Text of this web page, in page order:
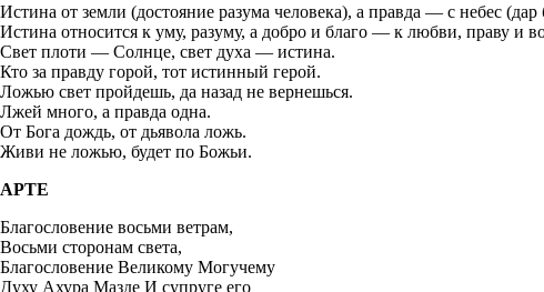
Истина от земли (достояние разума человека), а правда — с небес (дар
Истина относится к уму, разуму, а добро и благо — к любви, праву и
Свет плоти — Солнце, свет духа — истина.
Кто за правду горой, тот истинный герой.
Ложью свет пройдешь, да назад не вернешься.
Лжей много, а правда одна.
От Бога дождь, от дьявола ложь.
Живи не ложью, будет по Божьи.
АРТЕ
Благословение восьми ветрам,
Восьми сторонам света,
Благословение Великому Могучему
Духу Ахура Мазде И супруге его